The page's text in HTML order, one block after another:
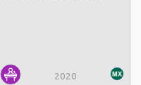
2020